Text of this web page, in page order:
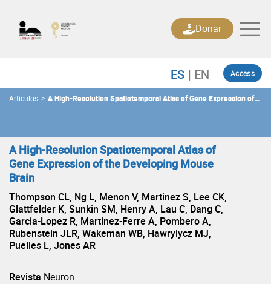
content
Access
Donar
Artículos > A High-Resolution Spatiotemporal Atlas of Gene Expression of
A High-Resolution Spatiotemporal Atlas of
Gene Expression of the Developing Mouse
Brain
Thompson CL, Ng L, Menon V, Martinez S, Lee CK,
Glattfelder K, Sunkin SM, Henry A, Lau C, Dang C,
Garcia-Lopez R, Martinez-Ferre A, Pombero A,
Rubenstein JLR, Wakeman WB, Hawrylycz MJ,
Puelles L, Jones AR
Revista Neuron